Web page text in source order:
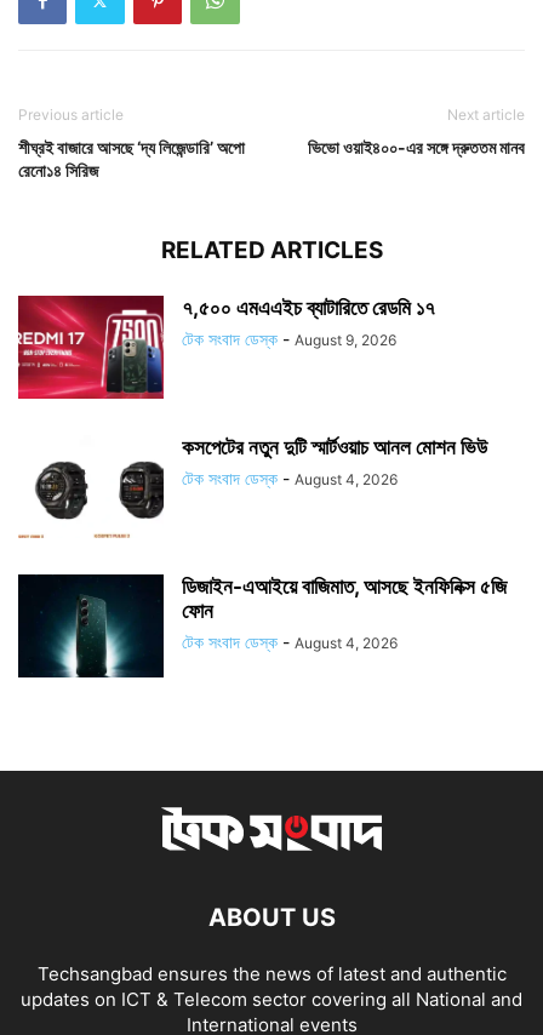
Previous article
শীঘ্রই বাজারে আসছে ‘দ্য লিজেন্ডারি’ অপো
রেনো১৪ সিরিজ
Next article
ভিভো ওয়াই৪০০-এর সঙ্গে দ্রুততম মানব
RELATED ARTICLES
৭,৫০০ এমএএইচ ব্যাটারিতে রেডমি ১৭
টেক সংবাদ ডেস্ক - August 9, 2026
কসপেটের নতুন দুটি স্মার্টওয়াচ আনল মোশন ভিউ
টেক সংবাদ ডেস্ক - August 4, 2026
ডিজাইন-এআইয়ে বাজিমাত, আসছে ইনফিনিক্স ৫জি
ফোন
টেক সংবাদ ডেস্ক - August 4, 2026
ABOUT US
Techsangbad ensures the news of latest and authentic
updates on ICT & Telecom sector covering all National and
International events